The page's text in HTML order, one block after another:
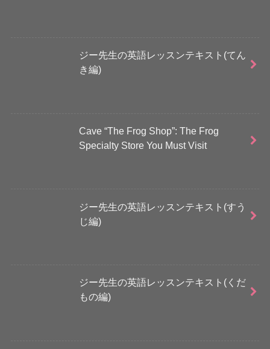
ジー先生の英語レッスンテキスト(てん
き編)
Cave “The Frog Shop”: The Frog
Specialty Store You Must Visit
ジー先生の英語レッスンテキスト(すう
じ編)
ジー先生の英語レッスンテキスト(くだ
もの編)